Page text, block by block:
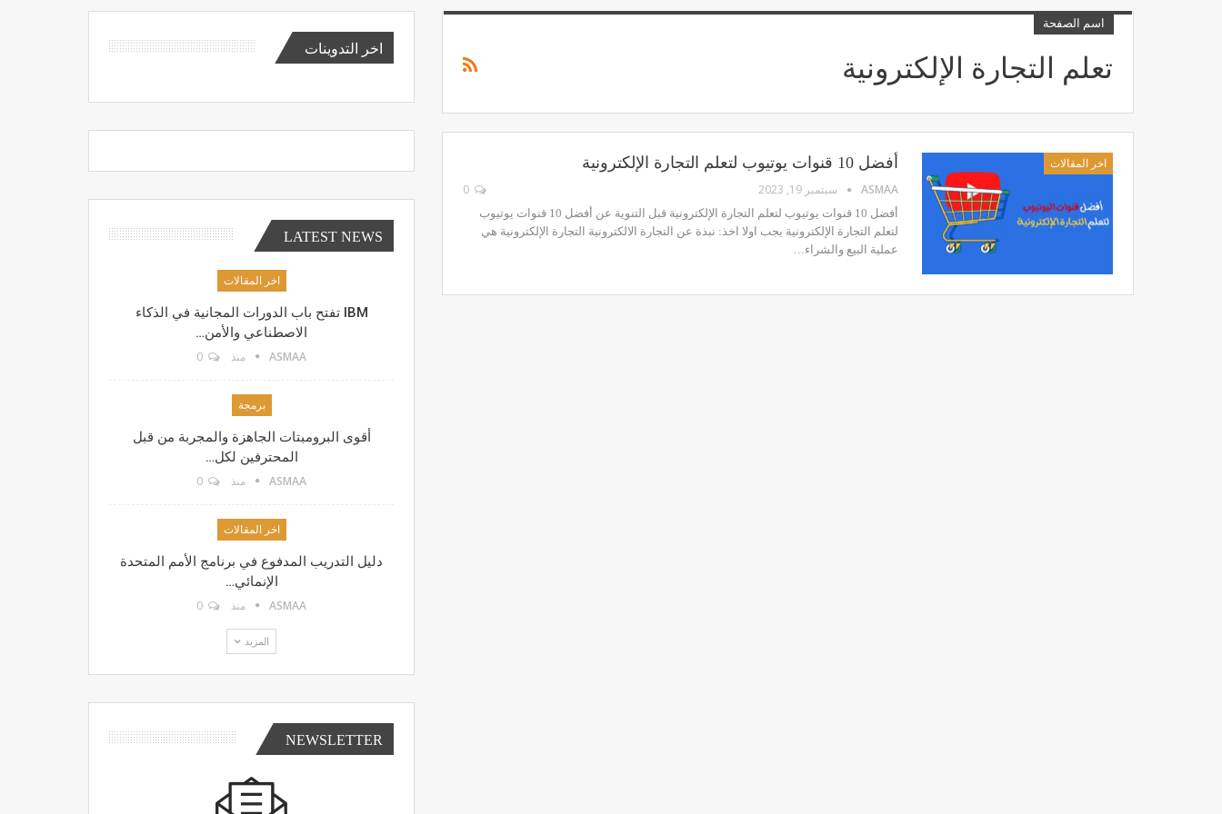
اسم الصفحة
تعلم التجارة الإلكترونية
اخر المقالات أفضل 10 قنوات يوتيوب لتعلم التجارة الإلكترونية
ASMAA سبتمبر 19, 2023
أفضل 10 قنوات يوتيوب لتعلم التجارة الإلكترونية قبل التنوية عن أفضل 10 قنوات يوتيوب
لتعلم التجارة الإلكترونية يجب اولا اخذ: نبذة عن التجارة الالكترونية التجارة الإلكترونية هي
عملية البيع والشراء…
اخر التدوينات
LATEST NEWS
اخر المقالات
IBM تفتح باب الدورات المجانية في الذكاء
الاصطناعي والأمن…
ASMAA منذ
برمجة
أقوى البرومبتات الجاهزة والمجربة من قبل
المحترفين لكل…
ASMAA منذ
اخر المقالات
دليل التدريب المدفوع في برنامج الأمم المتحدة
الإنمائي…
ASMAA منذ
المزيد
NEWSLETTER